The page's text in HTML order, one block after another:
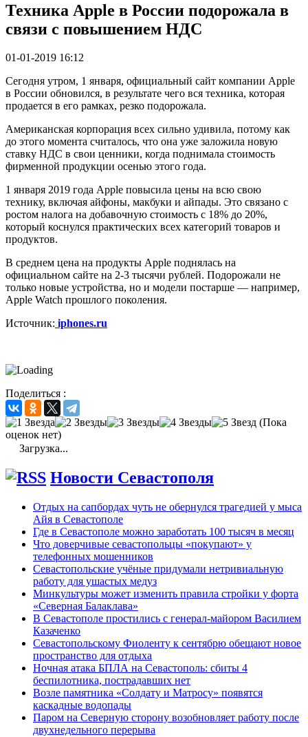
Техника Apple в России подорожала в
связи с повышением НДС
01-01-2019 16:12
Сегодня утром, 1 января, официальный сайт компании Apple
в России обновился, в результате чего вся техника, которая
продается в его рамках, резко подорожала.
Американская корпорация всех сильно удивила, потому как
до этого момента считалось, что она уже заложила новую
ставку НДС в свои ценники, когда поднимала стоимость
фирменной продукции осенью этого года.
1 января 2019 года Apple повысила цены на всю свою
технику, включая айфоны, макбуки и айпады. Это связано с
ростом налога на добавочную стоимость с 18% до 20%,
который коснулся практических всех категорий товаров и
продуктов.
В среднем цена на продукты Apple поднялась на
официальном сайте на 2-3 тысячи рублей. Подорожали не
только новые устройства, но и модели постарше — например,
Apple Watch прошлого поколения.
Источник: iphones.ru
Поделиться :
(Пока
оценок нет)
Загрузка...
Новости Севастополя
Отдых на сапбордах чуть не обернулся трагедией у мыса
Айя в Севастополе
Где в Севастополе можно заработать 100 тысяч в месяц
Что доверчивые севастопольцы «покупают» у
телефонных мошенников
Севастопольские учёные придумали нетривиальную
работу для ушастых медуз
Минкультуры может изменить правила стройки у форта
«Северная Балаклава»
В Севастополе простились с генерал-майором Василием
Казаченко
Севастопольскому Фиоленту к сентябрю обещают новое
пространство для отдыха
Ночная атака БПЛА на Севастополь: сбиты 4
беспилотника, пострадавших нет
Возле памятника «Солдату и Матросу» появятся
каскадные водопады
Паром на Северную сторону возобновляет работу после
двухнедельного перерыва